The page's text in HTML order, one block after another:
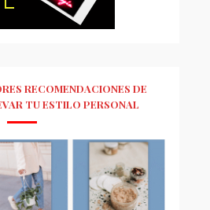
RECOMENDACIONES DE
TU ESTILO PERSONAL